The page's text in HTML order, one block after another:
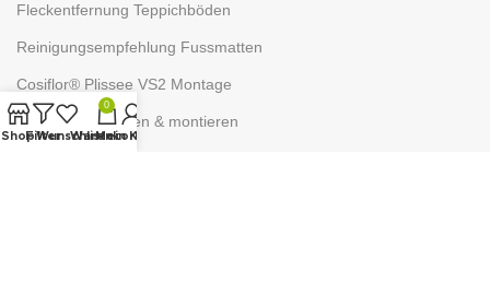
Fleckentfernung Teppichböden
Reinigungsempfehlung Fussmatten
Cosiflor® Plissee VS2 Montage
Plissee ausmessen & montieren
ShopFilter
Wunschliste
0
Warenkorb
Mein Konto